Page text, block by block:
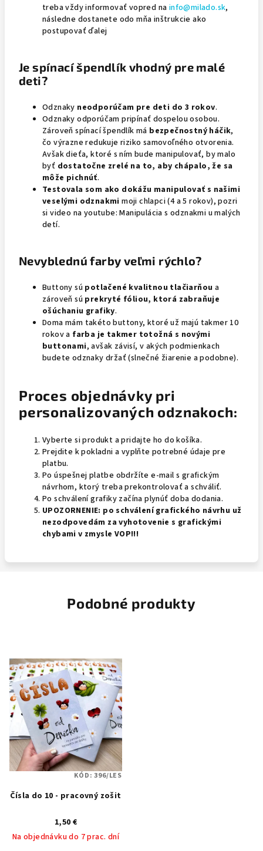
treba vždy informovať vopred na info@milado.sk,
následne dostanete odo mňa inštrukcie ako
postupovať ďalej
Je spínací špendlík vhodný pre malé
deti?
Odznaky neodporúčam pre deti do 3 rokov.
Odznaky odporúčam pripínať dospelou osobou.
Zároveň spínací špendlík má bezpečnostný háčik,
čo výrazne redukuje riziko samovoľného otvorenia.
Avšak dieťa, ktoré s ním bude manipulovať, by malo
byť dostatočne zrelé na to, aby chápalo, že sa
môže pichnúť.
Testovala som ako dokážu manipulovať s našimi
veselými odznakmi moji chlapci (4 a 5 rokov), pozri
si video na youtube: Manipulácia s odznakmi u malých
detí.
Nevyblednú farby veľmi rýchlo?
Buttony sú potlačené kvalitnou tlačiarňou a
zároveň sú prekryté fóliou, ktorá zabraňuje
ošúchaniu grafiky.
Doma mám takéto buttony, ktoré už majú takmer 10
rokov a farba je takmer totožná s novými
buttonami, avšak závisí, v akých podmienkach
budete odznaky držať (slnečné žiarenie a podobne).
Proces objednávky pri
personalizovaných odznakoch:
Vyberte si produkt a pridajte ho do košíka.
Prejdite k pokladni a vyplňte potrebné údaje pre
platbu.
Po úspešnej platbe obdržíte e-mail s grafickým
návrhom, ktorý treba prekontrolovať a schváliť.
Po schválení grafiky začína plynúť doba dodania.
UPOZORNENIE: po schválení grafického návrhu už
nezodpovedám za vyhotovenie s grafickými
chybami v zmysle VOP!!!
Podobné produkty
Čísla do 10 - pracovný zošit
1,50 €
Na objednávku do 7 prac. dní
KÓD:396/LES